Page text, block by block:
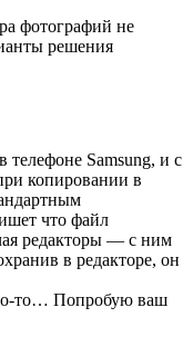
фотографий не
решения
телефоне Samsung, и с
копировании в
что файл
редакторы — с ним
в редакторе, он
то… Попробую ваш